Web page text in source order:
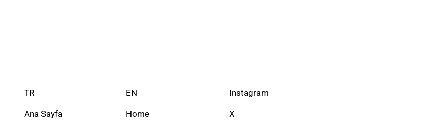
TR
Ana Sayfa
EN
Home
Instagram
X